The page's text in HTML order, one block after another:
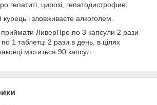
гепатиті, цирозі, гепатодистрофие;
і зловживаєте алкоголем.
ЛиверПро по 3 капсули 2 рази
1 таблетці 2 рази в день, в цілях
міститься 90 капсул.